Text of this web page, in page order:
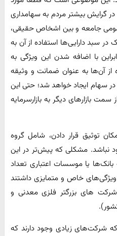
گرایش بیشتر مردم به سهامداری
جامعه و بین اشخاص حقیقی،
در سبد دارایی‌ها استفاده از آن به
با اضافه شدن این ویژگی به
آن‌ها به عنوان ضمانت و وثیقه
در سهام ایجاد خواهد شد؛ حتی این
بازارهای دیگر به بازارسرمایه
توثیق قرار دادن، شامل گروه
نباشد. مشکلی که پیش‌تر در این
یا موسسات اعتباری تعداد
خاص و متمایزی داشتند
شرکت های بزرگتر فلزی معدنی و
شرکت‌های زیادی وجود دارند که